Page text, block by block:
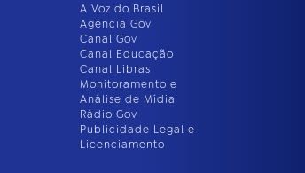
A Voz do Brasil
Agência Gov
Canal Gov
Canal Educação
Canal Libras
Monitoramento e
Análise de Mídia
Rádio Gov
Publicidade Legal e
Licenciamento